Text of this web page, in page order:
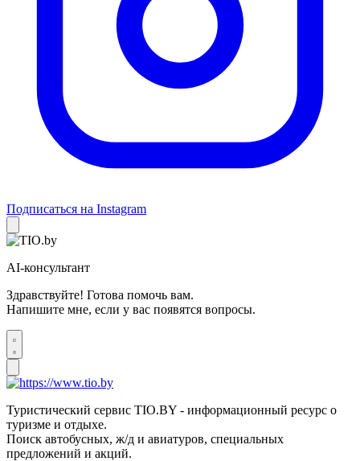
Подписаться на Instagram
AI-консультант
Здравствуйте! Готова помочь вам.
Напишите мне, если у вас появятся вопросы.
Туристический сервис TIO.BY - информационный ресурс о
туризме и отдыхе.
Поиск автобусных, ж/д и авиатуров, специальных
предложений и акций.